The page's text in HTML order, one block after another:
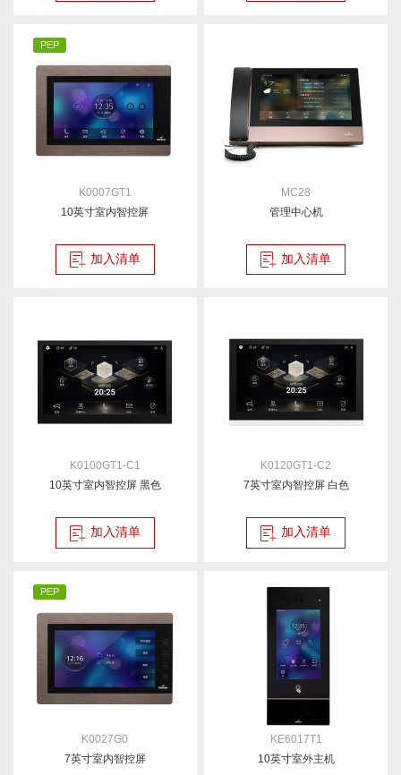
PEP
K0007GT1
10英寸室内智控屏
加入清单
MC28
管理中心机
加入清单
K0100GT1-C1
10英寸室内智控屏 黑色
加入清单
K0120GT1-C2
7英寸室内智控屏 白色
加入清单
PEP
K0027G0
7英寸室内智控屏
KE6017T1
10英寸室外主机